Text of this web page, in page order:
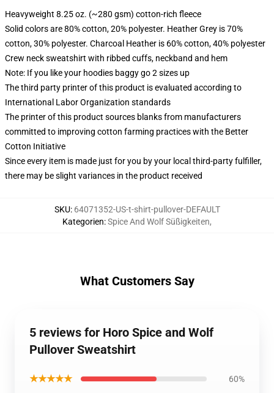
Heavyweight 8.25 oz. (~280 gsm) cotton-rich fleece
Solid colors are 80% cotton, 20% polyester. Heather Grey is 70%
cotton, 30% polyester. Charcoal Heather is 60% cotton, 40% polyester
Crew neck sweatshirt with ribbed cuffs, neckband and hem
Note: If you like your hoodies baggy go 2 sizes up
The third party printer of this product is evaluated according to
International Labor Organization standards
The printer of this product sources blanks from manufacturers
committed to improving cotton farming practices with the Better
Cotton Initiative
Since every item is made just for you by your local third-party fulfiller,
there may be slight variances in the product received
SKU: 64071352-US-t-shirt-pullover-DEFAULT
Kategorien:Spice And Wolf Süßigkeiten,
What Customers Say
5 reviews for Horo Spice and Wolf
Pullover Sweatshirt
★★★★★ 60%